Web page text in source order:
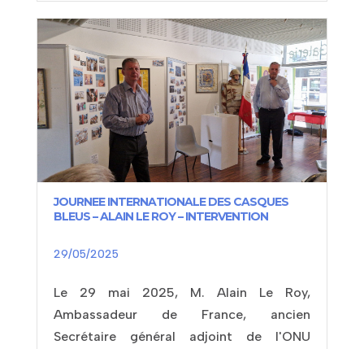
JOURNEE INTERNATIONALE DES CASQUES
BLEUS – ALAIN LE ROY – INTERVENTION
Le 29 mai 2025, M. Alain Le Roy,
Ambassadeur de France, ancien
Secrétaire général adjoint de l'ONU
29/05/2025